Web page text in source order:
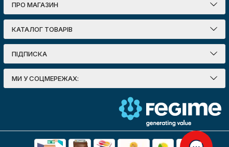
ПРО МАГАЗИН
КАТАЛОГ ТОВАРІВ
ПІДПИСКА
МИ У СОЦМЕРЕЖАХ: